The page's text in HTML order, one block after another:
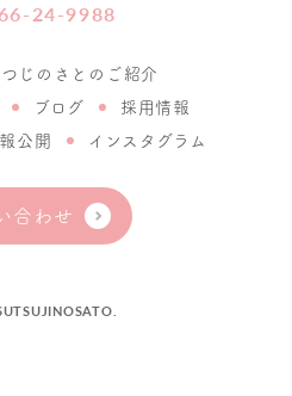
つじのさとのご紹介
ブログ
採用情報
公開 インスタグラム
合わせ
24-9988